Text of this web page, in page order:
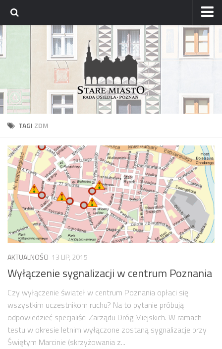
Strona główna
Archiwum aktualności
Archiwum bloga
Osiedle
Mapa osiedla
Dzielnicowi Starego Miasta
Urzędy
ZDM – awarie
Rada
Radni
Zarząd
Prezydium
Komisje i koordynatorzy
Dyżury
Sesje
Biuletyn
numer 6(16)/2022
TAGI ZDM
AKTUALNOŚCI 13 LIP, 2015
Wyłączenie sygnalizacji w centrum Poznania
Czy wyłączenie świateł w centrum Poznania opłaci się
wszystkim uczestnikom ruchu? Na to pytanie próbują
odpowiedzieć specjaliści Zarządu Dróg Miejskich. W ramach
testu w okresie letnim wyłączone zostaną sygnalizacje przy
Świętym Marcinie (skrzyżowania z...